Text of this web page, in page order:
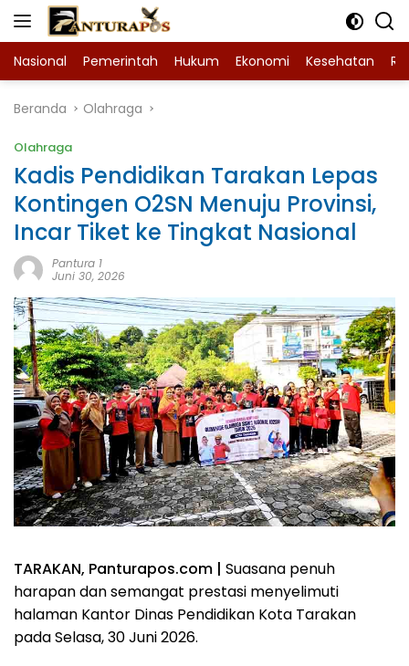
Langsung
Nasional Pemerintah Hukum Ekonomi Kesehatan
Beranda Olahraga
Olahraga
Kadis Pendidikan Tarakan Lepas
Kontingen O2SN Menuju Provinsi,
Incar Tiket ke Tingkat Nasional
Pantura 1
Juni 30, 2026
TARAKAN, Panturapos.com | Suasana penuh
harapan dan semangat prestasi menyelimuti
halaman Kantor Dinas Pendidikan Kota Tarakan
pada Selasa, 30 Juni 2026.